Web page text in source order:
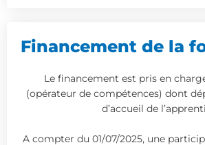
Financement de la
Le financement est pris en
(opérateur de compétences) dont
d’accueil de l’apprenti
A compter du 01/07/2025, une